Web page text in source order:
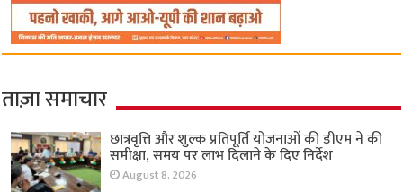
ताज़ा समाचार
छात्रवृत्ति और शुल्क प्रतिपूर्ति योजनाओं की डीएम ने की
समीक्षा, समय पर लाभ दिलाने के दिए निर्देश
August 8, 2026